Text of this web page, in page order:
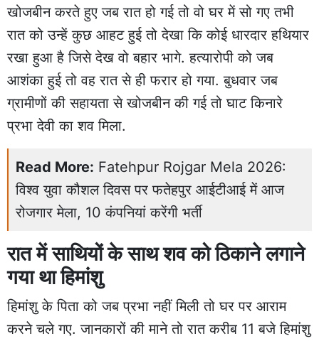
खोजबीन करते हुए जब रात हो गई तो वो घर में सो गए तभी
रात को उन्हें कुछ आहट हुई तो देखा कि कोई धारदार हथियार
रखा हुआ है जिसे देख वो बहार भागे. हत्यारोपी को जब
आशंका हुई तो वह रात से ही फरार हो गया. बुधवार जब
ग्रामीणों की सहायता से खोजबीन की गई तो घाट किनारे
प्रभा देवी का शव मिला.
Read More: Fatehpur Rojgar Mela 2026:
विश्व युवा कौशल दिवस पर फतेहपुर आईटीआई में आज
रोजगार मेला, 10 कंपनियां करेंगी भर्ती
रात में साथियों के साथ शव को ठिकाने लगाने
गया था हिमांशु
हिमांशु के पिता को जब प्रभा नहीं मिली तो घर पर आराम
करने चले गए. जानकारों की माने तो रात करीब 11 बजे हिमांशु